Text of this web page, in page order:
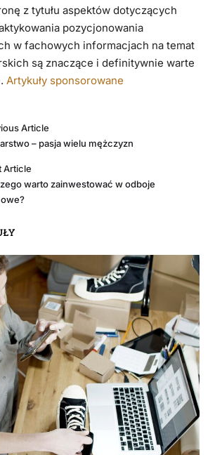
z tytułu aspektów dotyczących
pozycjonowania
w fachowych informacjach na temat
są znaczące i definitywnie warte
Artykuły sponsorowane
Article
– pasja wielu mężczyzn
Article
warto zainwestować w odboje